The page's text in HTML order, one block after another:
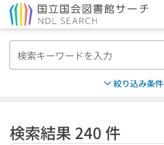
絞り込み条件
検索結果 240 件